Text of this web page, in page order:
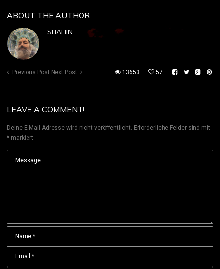
ABOUT THE AUTHOR
SHAHIN
Previous Post Next Post 13653 57
LEAVE A COMMENT!
Deine E-Mail-Adresse wird nicht veröffentlicht. Erforderliche Felder sind mit
* markiert